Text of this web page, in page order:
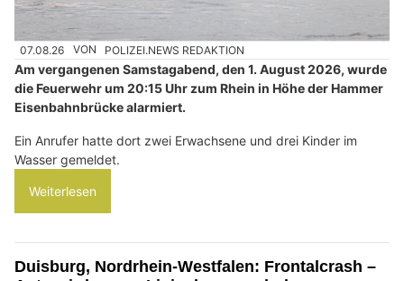
07.08.26 VON POLIZEI.NEWS REDAKTION
Am vergangenen Samstagabend, den 1. August 2026, wurde
die Feuerwehr um 20:15 Uhr zum Rhein in Höhe der Hammer
Eisenbahnbrücke alarmiert.
Ein Anrufer hatte dort zwei Erwachsene und drei Kinder im
Wasser gemeldet.
Weiterlesen
Duisburg, Nordrhein-Westfalen: Frontalcrash –